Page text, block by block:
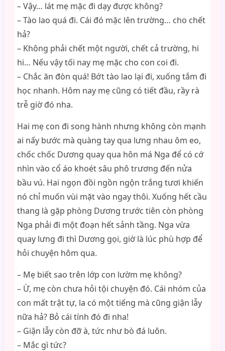
– Vậy… lát mẹ mặc đi dạy được không?
– Tào lao quá đi. Cái đó mặc lên trường… cho chết
hả?
– Không phải chết một người, chết cả trường, hi
hi… Nếu vậy tối nay mẹ mặc cho con coi đi.
– Chắc ăn đòn quá! Bớt tào lao lại đi, xuống tắm đi
học nhanh. Hôm nay mẹ cũng có tiết đầu, rầy rà
trễ giờ đó nha.
Hai mẹ con đi song hành nhưng không còn mạnh
ai nấy bước mà quàng tay qua lưng nhau ôm eo,
chốc chốc Dương quay qua hôn má Nga để có cớ
nhìn vào cổ áo khoét sâu phô trương đến nửa
bầu vú. Hai ngọn đồi ngồn ngộn trắng tươi khiến
nó chỉ muốn vùi mặt vào ngay thôi. Xuống hết cầu
thang là gặp phòng Dương trước tiên còn phòng
Nga phải đi một đoạn hết sảnh tầng. Nga vừa
quay lưng đi thì Dương gọi, giờ là lúc phù hợp để
hỏi chuyện hôm qua.
– Mẹ biết sao trên lớp con lườm mẹ không?
– Ừ, mẹ còn chưa hỏi tội chuyện đó. Cái nhóm của
con mất trật tự, la có một tiếng mà cũng giận lẫy
nữa hả? Bỏ cái tính đó đi nha!
– Giận lẫy còn đỡ à, tức như bò đá luôn.
– Mắc gì tức?